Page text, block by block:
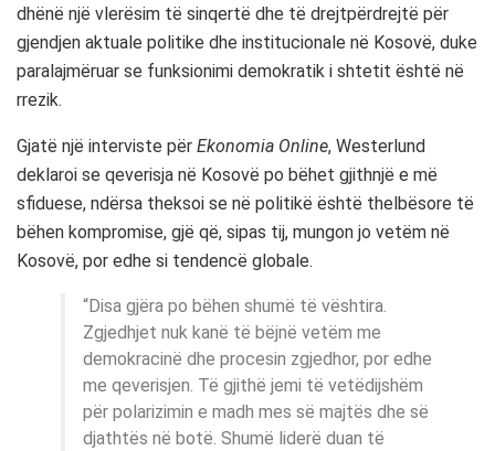
dhënë një vlerësim të sinqertë dhe të drejtpërdrejtë për
gjendjen aktuale politike dhe institucionale në Kosovë, duke
paralajmëruar se funksionimi demokratik i shtetit është në
rrezik.
Gjatë një interviste për Ekonomia Online, Westerlund
deklaroi se qeverisja në Kosovë po bëhet gjithnjë e më
sfiduese, ndërsa theksoi se në politikë është thelbësore të
bëhen kompromise, gjë që, sipas tij, mungon jo vetëm në
Kosovë, por edhe si tendencë globale.
“Disa gjëra po bëhen shumë të vështira.
Zgjedhjet nuk kanë të bëjnë vetëm me
demokracinë dhe procesin zgjedhor, por edhe
me qeverisjen. Të gjithë jemi të vetëdijshëm
për polarizimin e madh mes së majtës dhe së
djathtës në botë. Shumë liderë duan të